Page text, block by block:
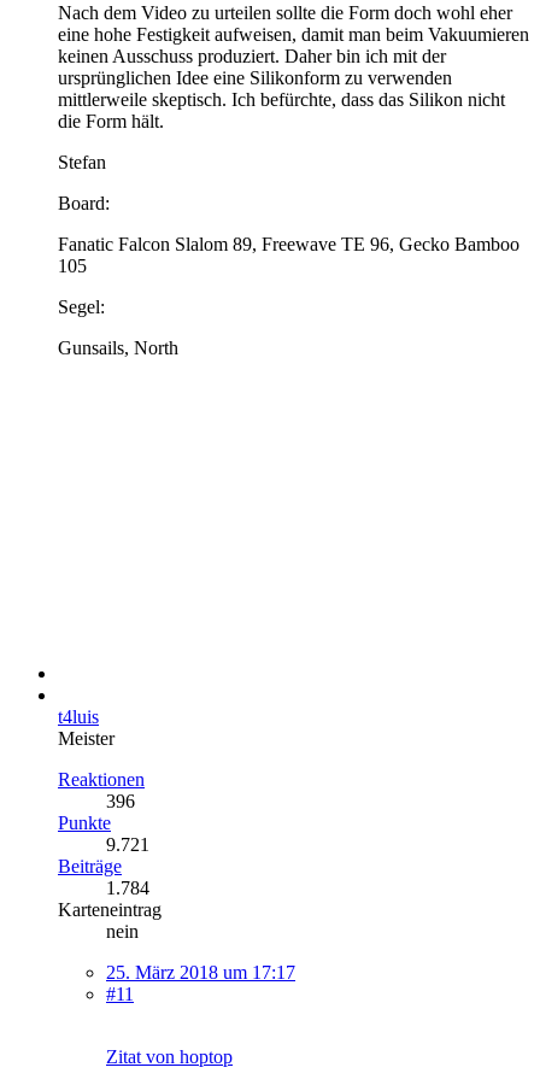
Nach dem Video zu urteilen sollte die Form doch wohl eher
eine hohe Festigkeit aufweisen, damit man beim Vakuumieren
keinen Ausschuss produziert. Daher bin ich mit der
ursprünglichen Idee eine Silikonform zu verwenden
mittlerweile skeptisch. Ich befürchte, dass das Silikon nicht
die Form hält.
Stefan
Board:
Fanatic Falcon Slalom 89, Freewave TE 96, Gecko Bamboo
105
Segel:
Gunsails, North
t4luis
Meister
Reaktionen
396
Punkte
9.721
Beiträge
1.784
Karteneintrag
nein
25. März 2018 um 17:17
#11
Zitat von hoptop